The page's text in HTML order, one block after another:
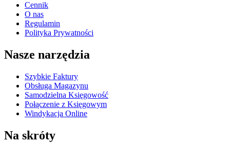
Cennik
O nas
Regulamin
Polityka Prywatności
Nasze narzędzia
Szybkie Faktury
Obsługa Magazynu
Samodzielna Księgowość
Połączenie z Księgowym
Windykacja Online
Na skróty